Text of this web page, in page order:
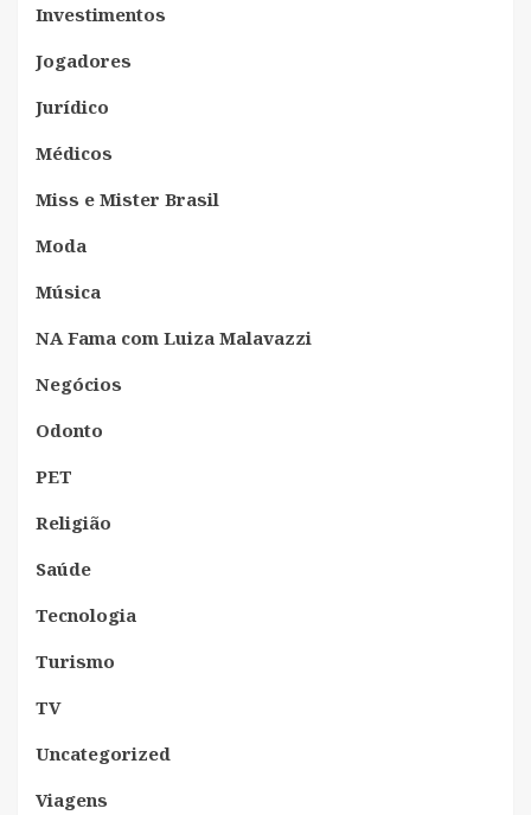
Investimentos
Jogadores
Jurídico
Médicos
Miss e Mister Brasil
Moda
Música
NA Fama com Luiza Malavazzi
Negócios
Odonto
PET
Religião
Saúde
Tecnologia
Turismo
TV
Uncategorized
Viagens